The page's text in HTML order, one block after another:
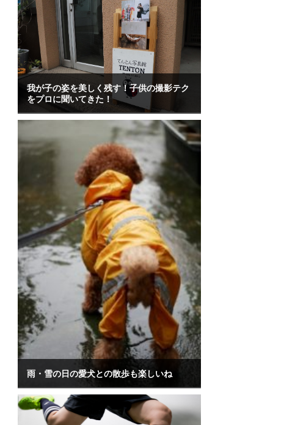
我が子の姿を美しく残す！子供の撮影テク
をプロに聞いてきた！
雨・雪の日の愛犬との散歩も楽しいね